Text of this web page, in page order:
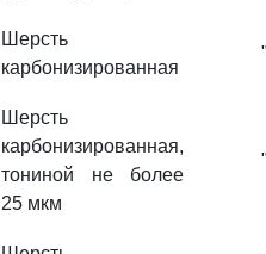
Шерсть
карбонизированная
Шерсть
карбонизированная,
тониной не более
25 мкм